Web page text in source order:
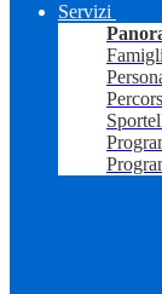
Servizi